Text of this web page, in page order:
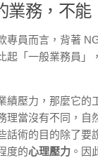
業務，不能
專員而言，背著
起「一般業務員」
績壓力，那麼它的
理當沒有不同，自
話術的目的除了要
度的心理壓力 。因